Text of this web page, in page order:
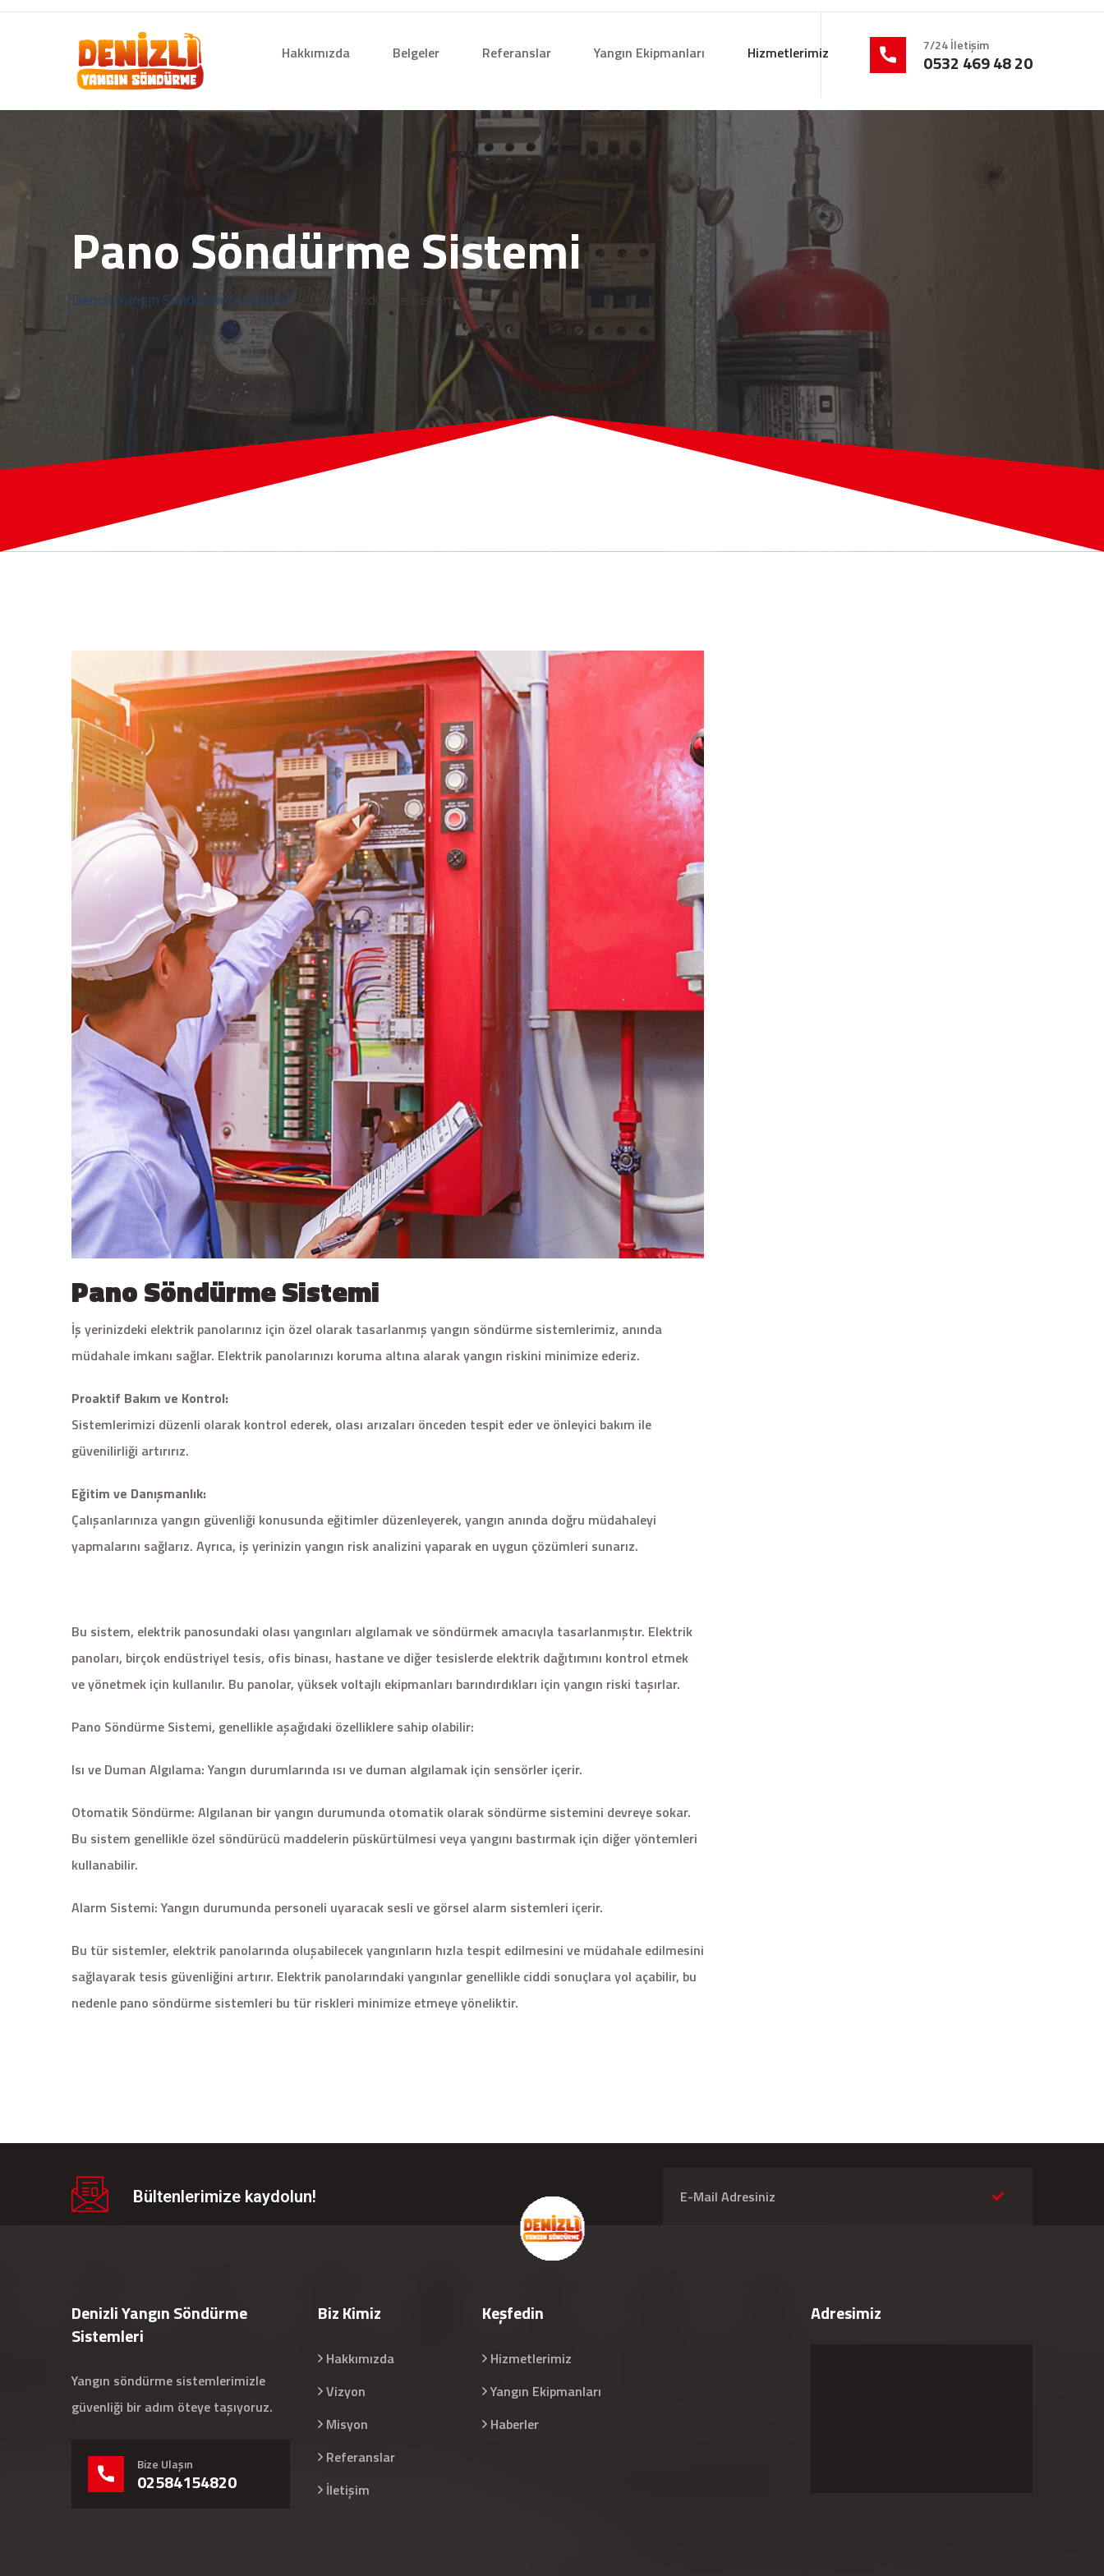
Hakkımızda Belgeler Referanslar Yangın Ekipmanları Hizmetlerimiz 7/24 İletişim
0532 469 48 20
Pano Söndürme Sistemi
Denizli Yangın Söndürme Sistemleri > Pano Söndürme Sistemi
Pano Söndürme Sistemi
İş yerinizdeki elektrik panolarınız için özel olarak tasarlanmış yangın söndürme sistemlerimiz, anında
müdahale imkanı sağlar. Elektrik panolarınızı koruma altına alarak yangın riskini minimize ederiz.
Proaktif Bakım ve Kontrol:
Sistemlerimizi düzenli olarak kontrol ederek, olası arızaları önceden tespit eder ve önleyici bakım ile
güvenilirliği artırırız.
Eğitim ve Danışmanlık:
Çalışanlarınıza yangın güvenliği konusunda eğitimler düzenleyerek, yangın anında doğru müdahaleyi
yapmalarını sağlarız. Ayrıca, iş yerinizin yangın risk analizini yaparak en uygun çözümleri sunarız.
Bu sistem, elektrik panosundaki olası yangınları algılamak ve söndürmek amacıyla tasarlanmıştır. Elektrik
panoları, birçok endüstriyel tesis, ofis binası, hastane ve diğer tesislerde elektrik dağıtımını kontrol etmek
ve yönetmek için kullanılır. Bu panolar, yüksek voltajlı ekipmanları barındırdıkları için yangın riski taşırlar.
Pano Söndürme Sistemi, genellikle aşağıdaki özelliklere sahip olabilir:
Isı ve Duman Algılama: Yangın durumlarında ısı ve duman algılamak için sensörler içerir.
Otomatik Söndürme: Algılanan bir yangın durumunda otomatik olarak söndürme sistemini devreye sokar.
Bu sistem genellikle özel söndürücü maddelerin püskürtülmesi veya yangını bastırmak için diğer yöntemleri
kullanabilir.
Alarm Sistemi: Yangın durumunda personeli uyaracak sesli ve görsel alarm sistemleri içerir.
Bu tür sistemler, elektrik panolarında oluşabilecek yangınların hızla tespit edilmesini ve müdahale edilmesini
sağlayarak tesis güvenliğini artırır. Elektrik panolarındaki yangınlar genellikle ciddi sonuçlara yol açabilir, bu
nedenle pano söndürme sistemleri bu tür riskleri minimize etmeye yöneliktir.
Bültenlerimize kaydolun!
Denizli Yangın Söndürme
Sistemleri
Yangın söndürme sistemlerimizle
güvenliği bir adım öteye taşıyoruz.
Bize Ulaşın
02584154820
Biz Kimiz
Hakkımızda
Vizyon
Misyon
Referanslar
İletişim
Keşfedin
Hizmetlerimiz
Yangın Ekipmanları
Haberler
Adresimiz